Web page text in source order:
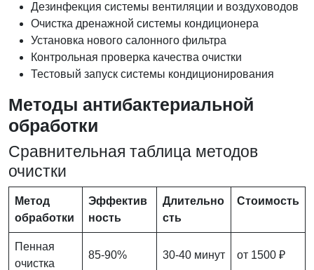
Дезинфекция системы вентиляции и воздуховодов
Очистка дренажной системы кондиционера
Установка нового салонного фильтра
Контрольная проверка качества очистки
Тестовый запуск системы кондиционирования
Методы антибактериальной
обработки
Сравнительная таблица методов
очистки
Метод
обработки
Эффектив
ность
Длительно
сть
Стоимость
Пенная
очистка
85-90% 30-40 минут от 1500 ₽